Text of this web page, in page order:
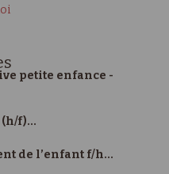
petite enfance -
f)...
de l’enfant f/h...